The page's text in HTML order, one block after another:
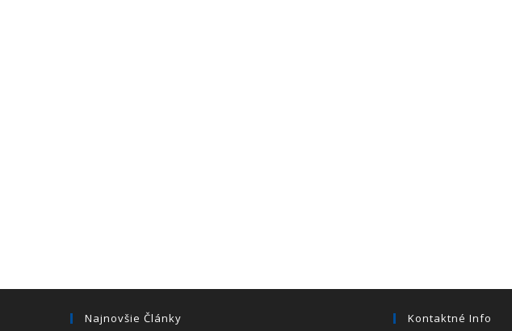
Najnovšie Články Kontaktné Info